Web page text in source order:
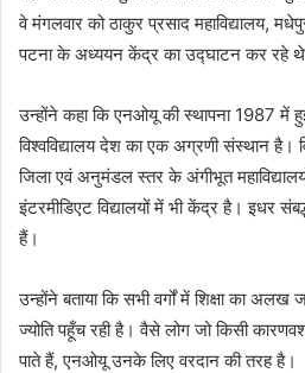
वे मंगलवार को ठाकुर प्रसाद महाविद्यालय,
पटना के अध्ययन केंद्र का उद्घाटन कर रहे
उन्होंने कहा कि एनओयू की स्थापना 1987 में
विश्वविद्यालय देश का एक अग्रणी संस्थान है।
जिला एवं अनुमंडल स्तर के अंगीभूत
इंटरमीडिएट विद्यालयों में भी केंद्र है। इधर
हैं।
उन्होंने बताया कि सभी वर्गों में शिक्षा का अलख
ज्योति पहूँच रही है। वैसे लोग जो किसी
पाते हैं, एनओयू उनके लिए वरदान की तरह है।